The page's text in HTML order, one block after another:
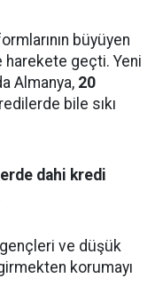
büyüyen
geçti. Yeni
Almanya, 20
bile sıkı
dahi kredi
ve düşük
korumayı